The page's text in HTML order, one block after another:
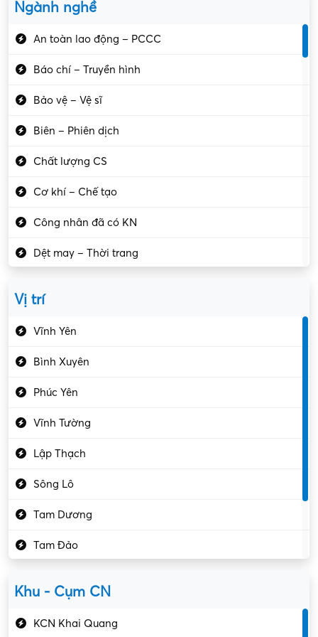
Ngành nghề
An toàn lao động – PCCC
Báo chí – Truyền hình
Bảo vệ – Vệ sĩ
Biên – Phiên dịch
Chất lượng CS
Cơ khí – Chế tạo
Công nhân đã có KN
Dệt may – Thời trang
Kiểm soát chất lượng
Kỹ sư cơ khí
Kỹ sư điện
Vị trí
Vĩnh Yên
Bình Xuyên
Phúc Yên
Vĩnh Tường
Lập Thạch
Sông Lô
Tam Dương
Tam Đảo
Khu - Cụm CN
KCN Khai Quang